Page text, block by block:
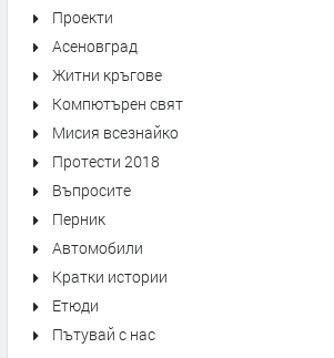
Проекти
Асеновград
Житни кръгове
Компютърен свят
Мисия всезнайко
Протести 2018
Въпросите
Перник
Автомобили
Кратки истории
Етюди
Пътувай с нас